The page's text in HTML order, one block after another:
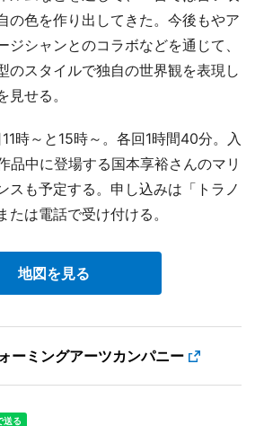
の色を作り出してきた。今後もやア
ジシャンとのコラボなどを通じて、
のスタイルで独自の世界観を表現し
せる。
時～と15時～。各回1時間40分。入
品中に登場する国本享裕さんのマリ
スも予定する。申し込みは「トラノ
たは電話で受け付ける。
地図を見る
ーミングアーツカンパニー